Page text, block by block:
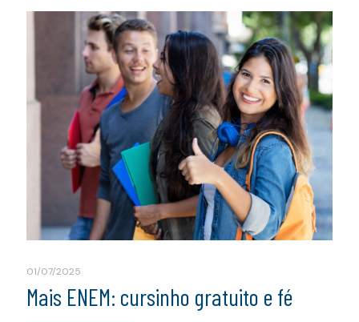
01/07/2025
Mais ENEM: cursinho gratuito e fé